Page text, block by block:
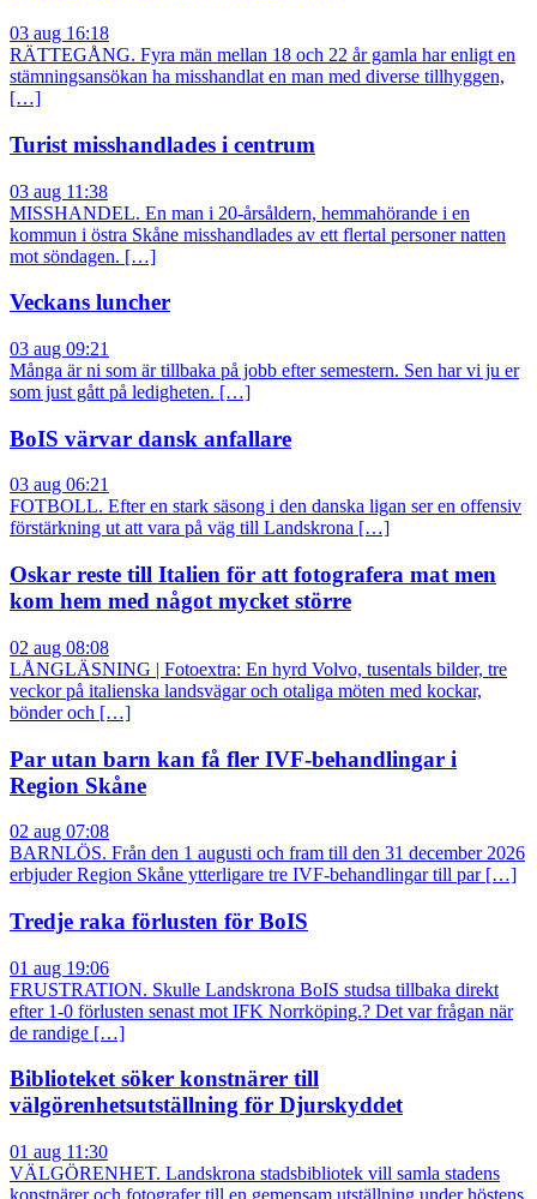
03 aug 16:18
RÄTTEGÅNG. Fyra män mellan 18 och 22 år gamla har enligt en
stämningsansökan ha misshandlat en man med diverse tillhyggen,
[…]
Turist misshandlades i centrum
03 aug 11:38
MISSHANDEL. En man i 20-årsåldern, hemmahörande i en
kommun i östra Skåne misshandlades av ett flertal personer natten
mot söndagen. […]
Veckans luncher
03 aug 09:21
Många är ni som är tillbaka på jobb efter semestern. Sen har vi ju er
som just gått på ledigheten. […]
BoIS värvar dansk anfallare
03 aug 06:21
FOTBOLL. Efter en stark säsong i den danska ligan ser en offensiv
förstärkning ut att vara på väg till Landskrona […]
Oskar reste till Italien för att fotografera mat men
kom hem med något mycket större
02 aug 08:08
LÅNGLÄSNING | Fotoextra: En hyrd Volvo, tusentals bilder, tre
veckor på italienska landsvägar och otaliga möten med kockar,
bönder och […]
Par utan barn kan få fler IVF-behandlingar i
Region Skåne
02 aug 07:08
BARNLÖS. Från den 1 augusti och fram till den 31 december 2026
erbjuder Region Skåne ytterligare tre IVF-behandlingar till par […]
Tredje raka förlusten för BoIS
01 aug 19:06
FRUSTRATION. Skulle Landskrona BoIS studsa tillbaka direkt
efter 1-0 förlusten senast mot IFK Norrköping.? Det var frågan när
de randige […]
Biblioteket söker konstnärer till
välgörenhetsutställning för Djurskyddet
01 aug 11:30
VÄLGÖRENHET. Landskrona stadsbibliotek vill samla stadens